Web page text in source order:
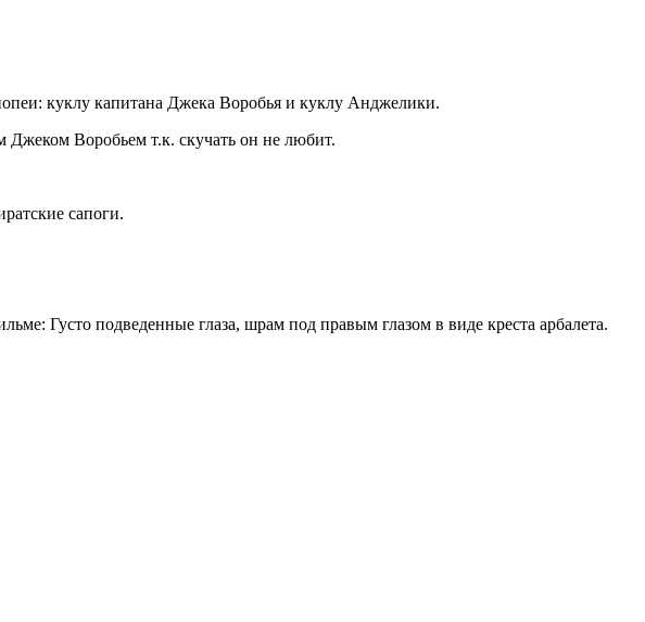
куклу капитана Джека Воробья и куклу Анджелики.
Джеком Воробьем т.к. скучать он не любит.
сапоги.
Густо подведенные глаза, шрам под правым глазом в виде креста арбалета.